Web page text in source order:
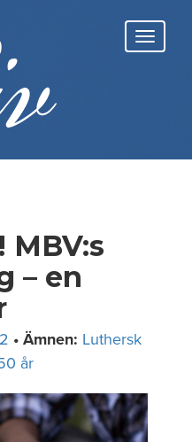
– en
• Ämnen: Luthersk
år